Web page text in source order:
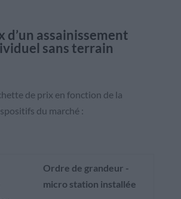
d’un assainissement
sans terrain
de prix en fonction de la
du marché :
Ordre de grandeur -
micro station installée